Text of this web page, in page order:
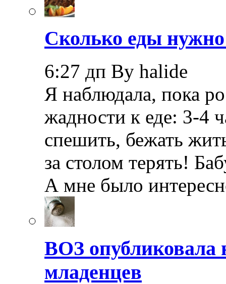
Сколько еды
6:27 дп By halide
Я наблюдала, пока
жадности к еде: 3-4
спешить, бежать
за столом терять!
А мне было
ВОЗ опубликовала
младенцев